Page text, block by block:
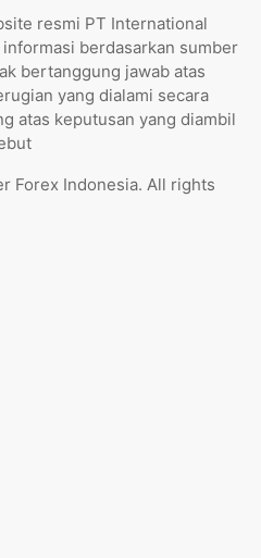
resmi PT International
berdasarkan sumber
bertanggung jawab atas
yang dialami secara
atas keputusan yang diambil
Forex Indonesia. All rights